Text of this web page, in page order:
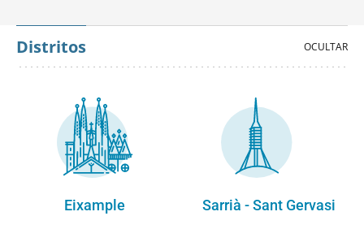
Distritos
Eixample Sarrià - Sant Gervasi